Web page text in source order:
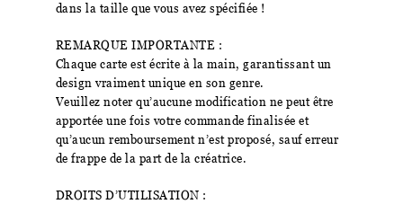
dans la taille que vous avez spécifiée !
REMARQUE IMPORTANTE :
Chaque carte est écrite à la main, garantissant un
design vraiment unique en son genre.
Veuillez noter qu’aucune modification ne peut être
apportée une fois votre commande finalisée et
qu’aucun remboursement n’est proposé, sauf erreur
de frappe de la part de la créatrice.
DROITS D’UTILISATION :